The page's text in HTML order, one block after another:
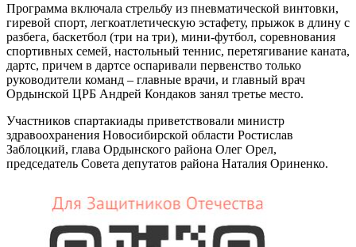
Программа включала стрельбу из пневматической винтовки,
гиревой спорт, легкоатлетическую эстафету, прыжок в длину с
разбега, баскетбол (три на три), мини-футбол, соревнования
спортивных семей, настольный теннис, перетягивание каната,
дартс, причем в дартсе оспаривали первенство только
руководители команд – главные врачи, и главный врач
Ордынской ЦРБ Андрей Кондаков занял третье место.
Участников спартакиады приветствовали министр
здравоохранения Новосибирской области Ростислав
Заблоцкий, глава Ордынского района Олег Орел,
председатель Совета депутатов района Наталия Ориненко.